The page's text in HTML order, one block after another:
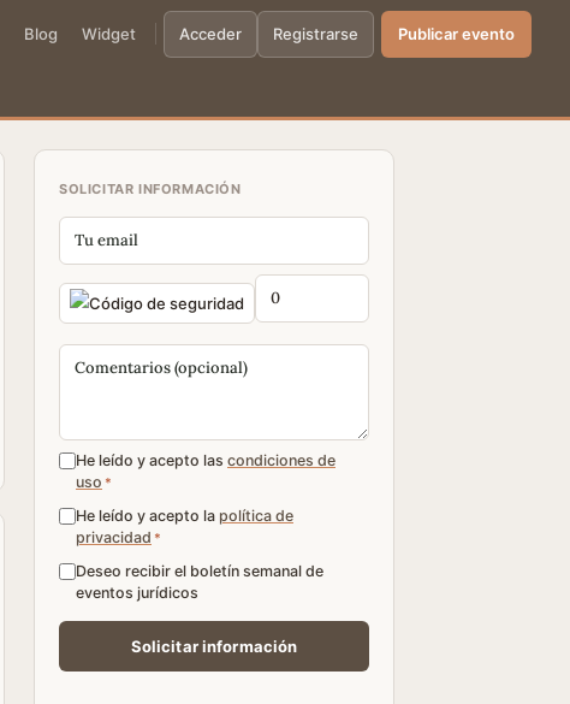
Blog Widget Acceder Registrarse Publicar evento
SOLICITAR INFORMACIÓN
He leído y acepto las condiciones de
uso *
He leído y acepto la política de
privacidad *
Deseo recibir el boletín semanal de
eventos jurídicos